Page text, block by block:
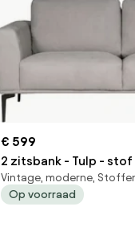
€ 599
2 zitsbank - Tulp -
Vintage, moderne,
Op voorraad